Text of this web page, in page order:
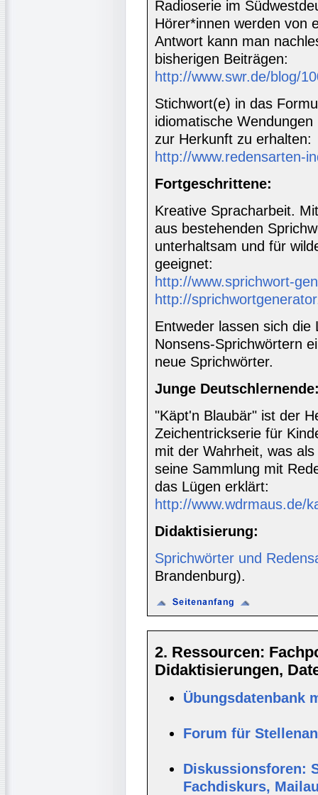
Radioserie im
Hörer*innen werden von
Antwort kann man
bisherigen Beiträgen:
http://www.swr.de/blog/
Stichwort(e) in das
idiomatische
zur Herkunft zu erhalten:
http://www.redensarten-
Fortgeschrittene:
Kreative Spracharbeit.
aus bestehenden
unterhaltsam und für
geeignet:
http://www.sprichwort-
http://
Entweder lassen sich
Nonsens-Sprichwörtern
neue Sprichwörter.
Junge
"Käpt'n Blaubär" ist der
Zeichentrickserie für
mit der Wahrheit, was
seine Sammlung mit
das Lügen erklärt:
http://www.wdrmaus.de/
Didaktisierung:
Sprichwörter und
Brandenburg).
2. Ressourcen:
Didaktisierungen,
Übungsdatenbank
Forum für
Diskussionsforen:
Fachdiskurs,